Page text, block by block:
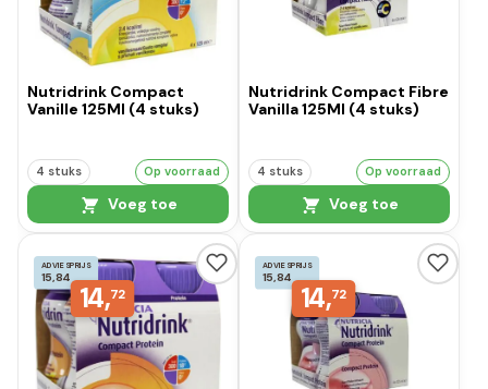
Nutridrink Compact
Vanille 125Ml (4 stuks)
4 stuks Op voorraad
Voeg toe
Nutridrink Compact Fibre
Vanilla 125Ml (4 stuks)
4 stuks Op voorraad
Voeg toe
ADVIESPRIJS
15,84
14,72
ADVIESPRIJS
15,84
14,72